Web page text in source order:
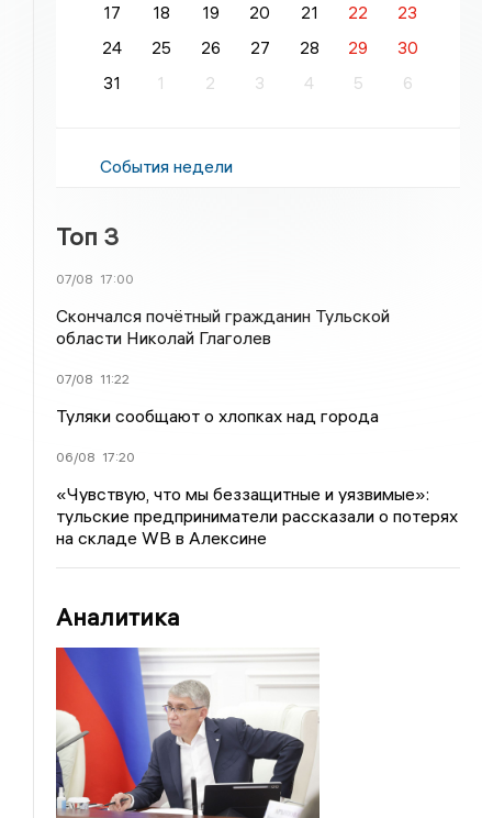
17
18 19 20 21 22
23
24
25 26 27 28 29
30
31
1 2 3 4 5 6
События недели
Топ 3
07/08 17:00
Скончался почётный гражданин Тульской
области Николай Глаголев
07/08 11:22
Туляки сообщают о хлопках над города
06/08 17:20
«Чувствую, что мы беззащитные и уязвимые»:
тульские предприниматели рассказали о потерях
на складе WB в Алексине
Аналитика